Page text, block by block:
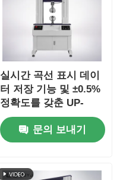
실시간 곡선 표시 데이
터 저장 기능 및 ±0.5%
정확도를 갖춘 UP-
2003 인장 강도 시험기
문의 보내기